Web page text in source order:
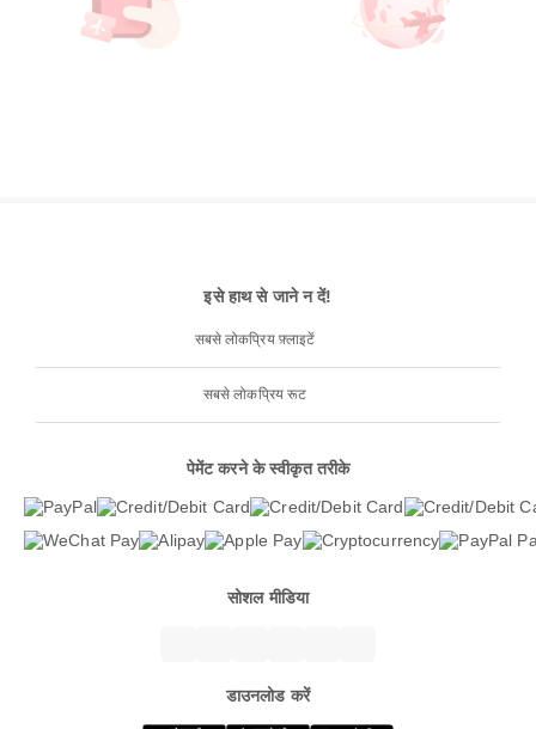
इसे हाथ से जाने न दें!
सबसे लोकप्रिय फ़्लाइटें
सबसे लोकप्रिय रूट
पेमेंट करने के स्वीकृत तरीके
सोशल मीडिया
डाउनलोड करें